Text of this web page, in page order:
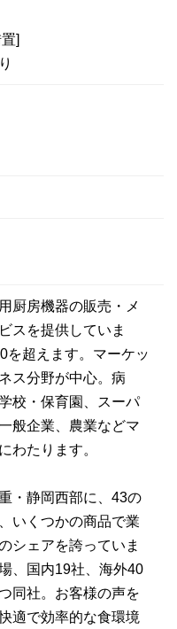
]
厨房機器の販売・メ
スを提供していま
を超えます。マーケッ
ス分野が中心。病
校・保育園、スーパ
般企業、農業などマ
わたります。
・静岡西部に、43の
いくつかの商品で業
シェアを誇っていま
、国内19社、海外40
同社。お客様の声を
適で効率的な食環境